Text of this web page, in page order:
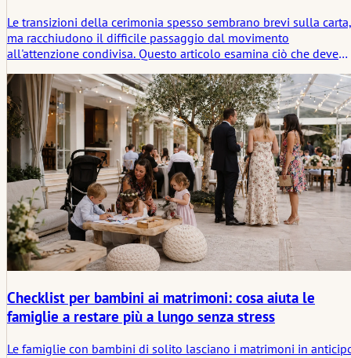
Le transizioni della cerimonia spesso sembrano brevi sulla carta,
ma racchiudono il difficile passaggio dal movimento
all'attenzione condivisa. Questo articolo esamina ciò che deve
e l'audio ai segnali, alla quiete e alla più silenziosa
emotiva della sala.
Checklist per bambini ai matrimoni: cosa aiuta le
famiglie a restare più a lungo senza stress
Le famiglie con bambini di solito lasciano i matrimoni in